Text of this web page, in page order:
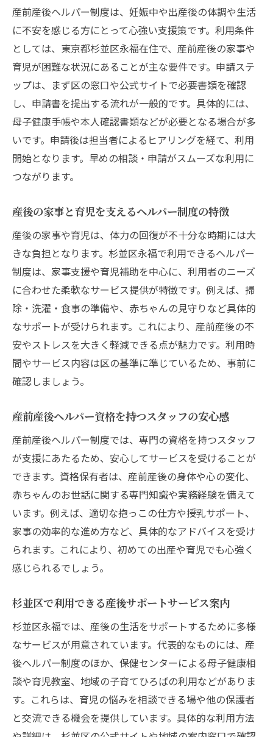
産前産後ヘルパー制度は、妊娠中や出産後の体調や生活
に不安を感じる方にとって心強い支援策です。利用条件
としては、東京都杉並区永福在住で、産前産後の家事や
育児が困難な状況にあることが主な要件です。申請ステ
ップは、まず区の窓口や公式サイトで必要書類を確認
し、申請書を提出する流れが一般的です。具体的には、
母子健康手帳や本人確認書類などが必要となる場合が多
いです。申請後は担当者によるヒアリングを経て、利用
開始となります。早めの相談・申請がスムーズな利用に
つながります。
産後の家事と育児を支えるヘルパー制度の特徴
産後の家事や育児は、体力の回復が不十分な時期には大
きな負担となります。杉並区永福で利用できるヘルパー
制度は、家事支援や育児補助を中心に、利用者のニーズ
に合わせた柔軟なサービス提供が特徴です。例えば、掃
除・洗濯・食事の準備や、赤ちゃんの見守りなど具体的
なサポートが受けられます。これにより、産前産後の不
安やストレスを大きく軽減できる点が魅力です。利用時
間やサービス内容は区の基準に準じているため、事前に
確認しましょう。
産前産後ヘルパー資格を持つスタッフの安心感
産前産後ヘルパー制度では、専門の資格を持つスタッフ
が支援にあたるため、安心してサービスを受けることが
できます。資格保有者は、産前産後の身体や心の変化、
赤ちゃんのお世話に関する専門知識や実務経験を備えて
います。例えば、適切な抱っこの仕方や授乳サポート、
家事の効率的な進め方など、具体的なアドバイスを受け
られます。これにより、初めての出産や育児でも心強く
感じられるでしょう。
杉並区で利用できる産後サポートサービス案内
杉並区永福では、産後の生活をサポートするために多様
なサービスが用意されています。代表的なものには、産
後ヘルパー制度のほか、保健センターによる母子健康相
談や育児教室、地域の子育てひろばの利用などがありま
す。これらは、育児の悩みを相談できる場や他の保護者
と交流できる機会を提供しています。具体的な利用方法